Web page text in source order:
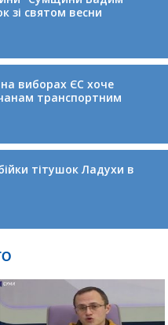
зі святом весни
виборах ЄС хоче
транспортним
тітушок Ладухи в